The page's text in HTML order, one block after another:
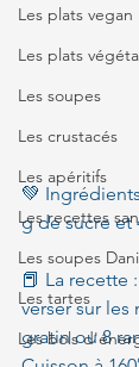
Les plats vegan
Les plats
Les soupes
Les crustacés
Les apéritifs
Les recettes
Les soupes
Les tartes
Les bols
💚
g de sucre et
📕 La recette
verser sur les
gratin ou 8